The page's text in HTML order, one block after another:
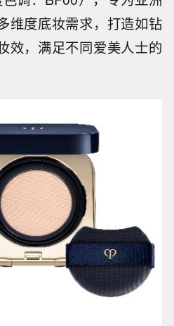
维度底妆需求，打造如钻
效，满足不同爱美人士的